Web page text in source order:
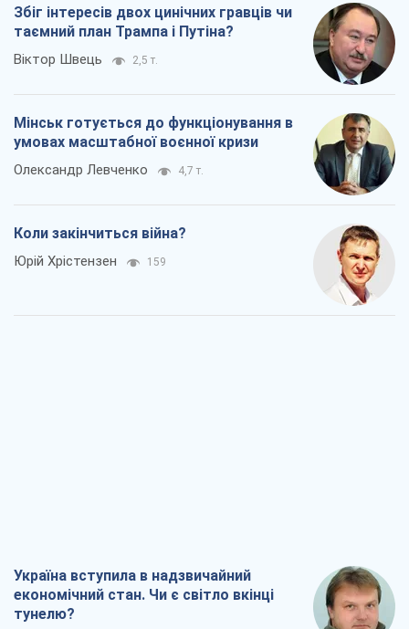
Збіг інтересів двох цинічних гравців чи
таємний план Трампа і Путіна?
Віктор Швець 2,5 т.
Мінськ готується до функціонування в
умовах масштабної воєнної кризи
Олександр Левченко 4,7 т.
Коли закінчиться війна?
Юрій Хрістензен 159
Україна вступила в надзвичайний
економічний стан. Чи є світло вкінці
тунелю?